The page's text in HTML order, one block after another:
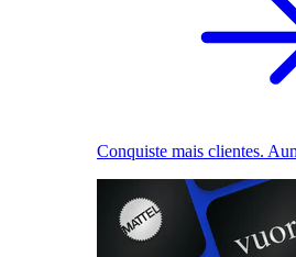
Conquiste mais clientes.